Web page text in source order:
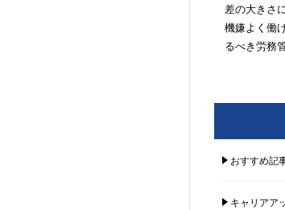
差の大きさ
機嫌よく働
るべき労務
おすすめ記
キャリアア